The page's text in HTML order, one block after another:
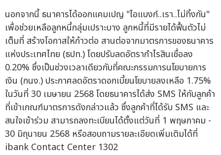
นอกจากนี้ ธนาคารได้ออกแคมเปญ "ไอแบงก์..เรา..ไม่ทิ้งกัน"
เพื่อช่วยเหลือลูกหนี้กลุ่มเปราะบาง ลูกหนี้ที่มีรายได้ฟื้นตัวไม่
เต็มที่ สร้างโอกาสให้ก้าวต่อ สานต่อจากมาตรการของธนาคาร
แห่งประเทศไทย (ธปท.) โดยปรับลดอัตรากำไรสินเชื่อลง
0.20% ซึ่งเป็นช่วงเวลาเดียวกับที่คณะกรรมการนโยบายการ
เงิน (กนง.) ประกาศลดอัตราดอกเบี้ยนโยบายลงเหลือ 1.75%
ในวันที่ 30 เมษายน 2568 โดยธนาคารได้ส่ง SMS ให้กับลูกค้า
ที่เข้าเกณฑ์มาตรการดังกล่าวแล้ว ซึ่งลูกค้าที่ได้รับ SMS และ
สนใจเข้าร่วม สามารถลงทะเบียนได้ตั้งแต่วันที่ 1 พฤษภาคม -
30 มิถุนายน 2568 หรือสอบถามรายละเอียดเพิ่มเติมได้ที่
ibank Contact Center 1302